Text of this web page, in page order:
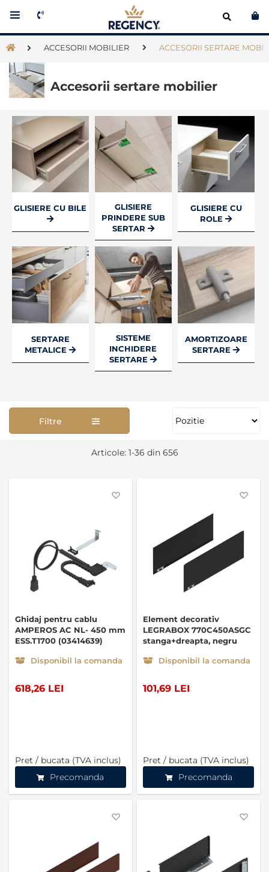
ACCESORII MOBILIER ACCESORII SERTARE
Accesorii sertare mobilier
GLISIERE CU BILE
GLISIERE
PRINDERE SUB
SERTAR
GLISIERE CU
ROLE
SERTARE
METALICE
SISTEME
INCHIDERE
SERTARE
AMORTIZOARE
SERTARE
Articole: 1-36 din 656
Ghidaj pentru cablu
AMPEROS AC NL- 450 mm
ESS.T1700 (03414639)
Disponibil la comanda
618,26 LEI
Pret / bucata (TVA inclus)
Precomanda
Element decorativ
LEGRABOX 770C450ASGC
stanga+dreapta, negru
Disponibil la comanda
101,69 LEI
Pret / bucata (TVA inclus)
Precomanda
Filtre